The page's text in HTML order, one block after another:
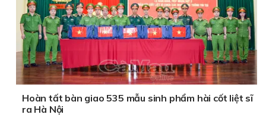
Hoàn tất bàn giao 535 mẫu sinh phẩm hài cốt liệt sĩ
ra Hà Nội